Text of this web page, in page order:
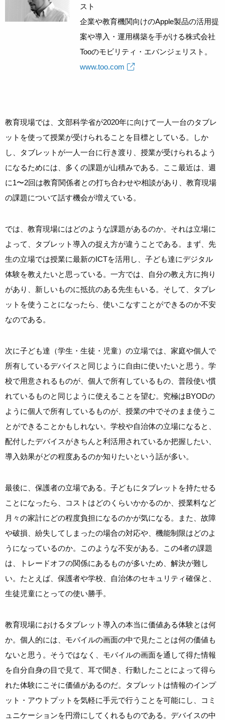
スト
企業や教育機関向けのApple製品の活用提
案や導入・運用構築を手がける株式会社
Tooのモビリティ・エバンジェリスト。
www.too.com
教育現場では、文部科学省が2020年に向けて一人一台のタブレ
ットを使って授業が受けられることを目標としている。しか
し、タブレットが一人一台に行き渡り、授業が受けられるよう
になるためには、多くの課題が山積みである。ここ最近は、週
に1〜2回は教育関係者との打ち合わせや相談があり、教育現場
の課題について話す機会が増えている。
では、教育現場にはどのような課題があるのか。それは立場に
よって、タブレット導入の捉え方が違うことである。まず、先
生の立場では授業に最新のICTを活用し、子ども達にデジタル
体験を教えたいと思っている。一方では、自分の教え方に拘り
があり、新しいものに抵抗のある先生もいる。そして、タブレ
ットを使うことになったら、使いこなすことができるのか不安
なのである。
次に子ども達（学生・生徒・児童）の立場では、家庭や個人で
所有しているデバイスと同じように自由に使いたいと思う。学
校で用意されるものが、個人で所有しているもの、普段使い慣
れているものと同じように使えることを望む。究極はBYODの
ように個人で所有しているものが、授業の中でそのまま使うこ
とができることかもしれない。学校や自治体の立場になると、
配付したデバイスがきちんと利活用されているか把握したい、
導入効果がどの程度あるのか知りたいという話が多い。
最後に、保護者の立場である。子どもにタブレットを持たせる
ことになったら、コストはどのくらいかかるのか、授業料など
月々の家計にどの程度負担になるのかが気になる。また、故障
や破損、紛失してしまったの場合の対応や、機能制限はどのよ
うになっているのか。このような不安がある。この4者の課題
は、トレードオフの関係にあるものが多いため、解決が難し
い。たとえば、保護者や学校、自治体のセキュリティ確保と、
生徒児童にとっての使い勝手。
教育現場におけるタブレット導入の本当に価値ある体験とは何
か。個人的には、モバイルの画面の中で見たことは何の価値も
ないと思う。そうではなく、モバイルの画面を通して得た情報
を自分自身の目で見て、耳で聞き、行動したことによって得ら
れた体験にこそに価値があるのだ。タブレットは情報のインプ
ット・アウトプットを気軽に手元で行うことを可能にし、コミ
ュニケーションを円滑にしてくれるものである。デバイスの中